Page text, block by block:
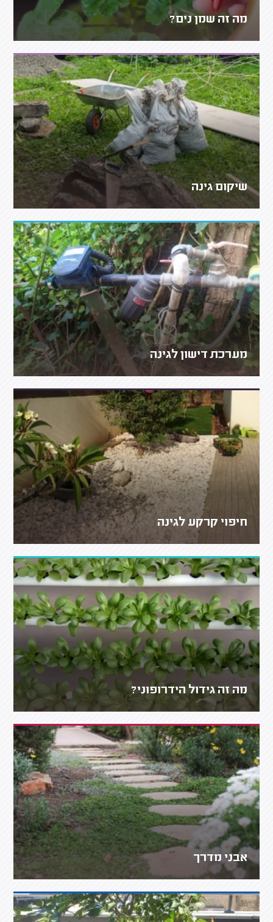
מה זה שמן נים?
שיקום גינה
מערכת דישון לגינה
חיפוי קרקע לגינה
מה זה גידול הידרופוני?
אבני מדרך